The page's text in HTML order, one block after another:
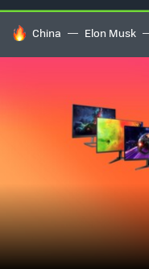
HOY SE HABLA DE
China Elon Musk